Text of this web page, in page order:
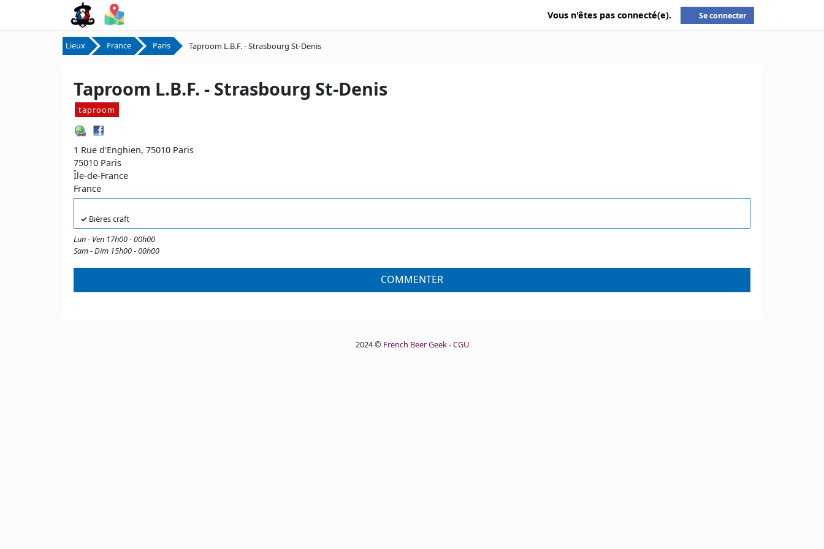
Vous n'êtes pas connecté(e). Se connecter
Lieux France Paris Taproom L.B.F. - Strasbourg St-Denis
Taproom L.B.F. - Strasbourg St-Denis
taproom
1 Rue d'Enghien, 75010 Paris
75010 Paris
Île-de-France
France
✓ Bières craft
Lun - Ven 17h00 - 00h00
Sam - Dim 15h00 - 00h00
COMMENTER
2024 © French Beer Geek-CGU